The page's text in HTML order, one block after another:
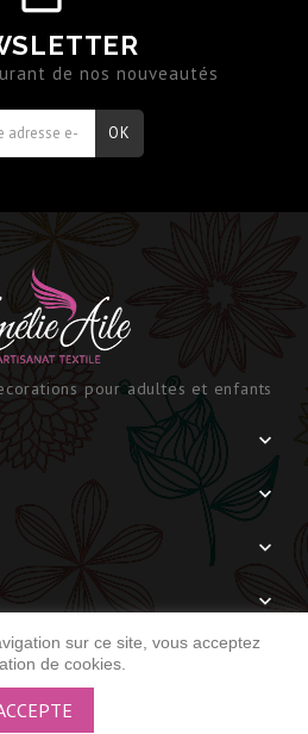
de nos nouveautés
pour adultes et enfants





sur ce site, vous acceptez
de cookies.
-Réalisé par Simon Ducloux